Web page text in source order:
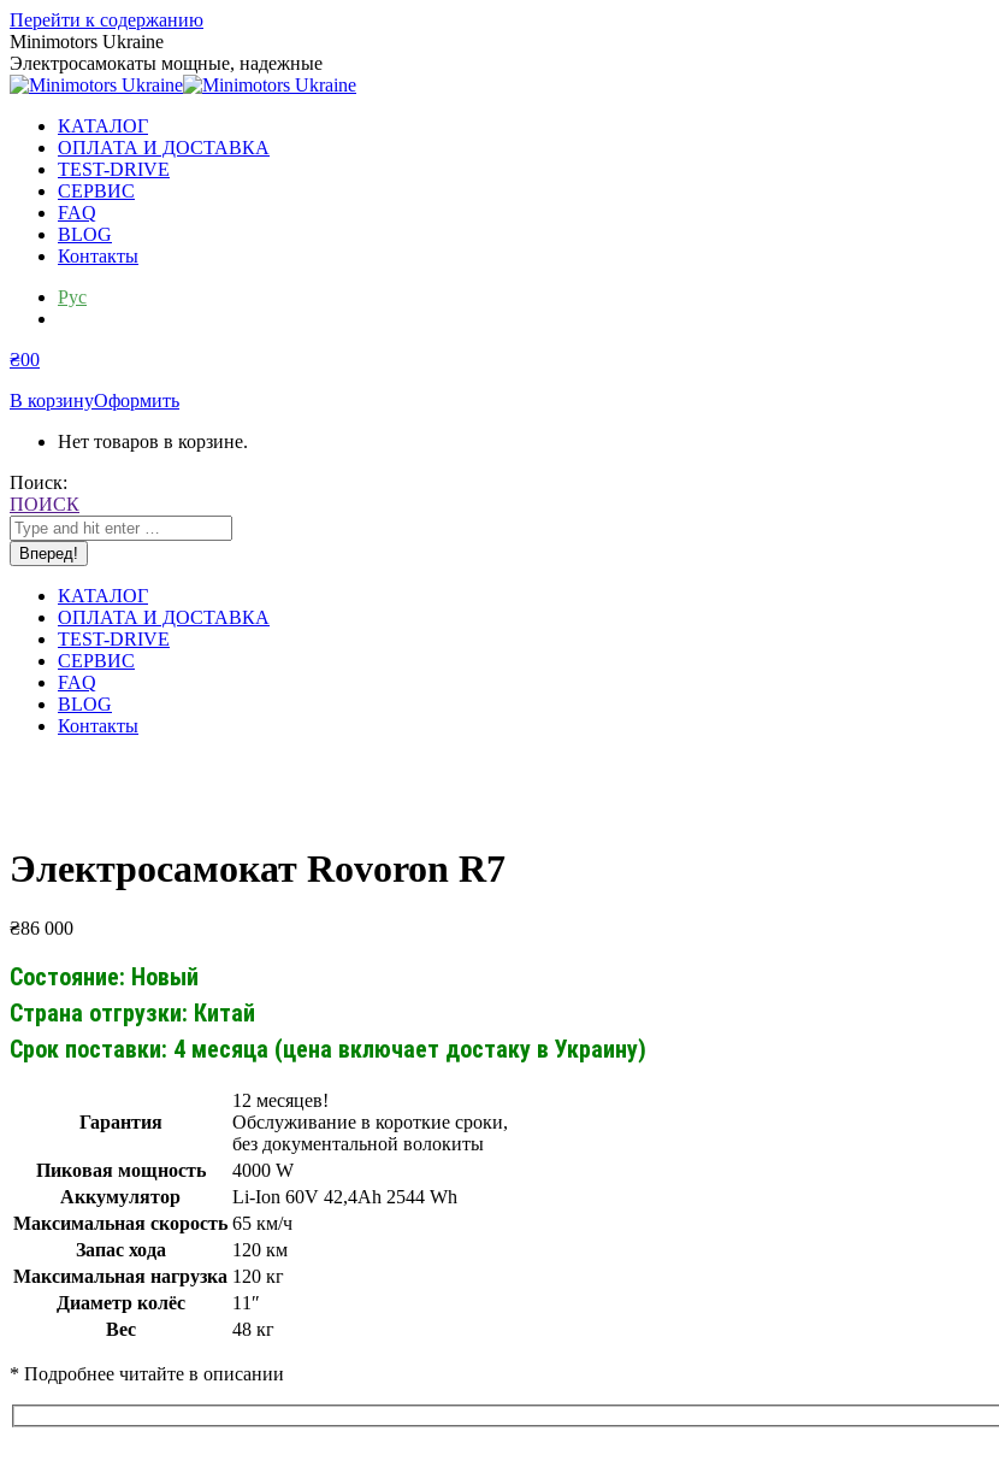
Перейти к содержанию
Minimotors Ukraine
Электросамокаты мощные, надежные
КАТАЛОГ
ОПЛАТА И ДОСТАВКА
TEST-DRIVE
СЕРВИС
FAQ
BLOG
Контакты
Рус
₴00
В корзинуОформить
Нет товаров в корзине.
Поиск:
ПОИСК
КАТАЛОГ
ОПЛАТА И ДОСТАВКА
TEST-DRIVE
СЕРВИС
FAQ
BLOG
Контакты
Электросамокат Rovoron R7
₴86 000
Состояние: Новый
Страна отгрузки: Китай
Срок поставки: 4 месяца (цена включает достаку в Украину)
Гарантия
12 месяцев!
Обслуживание в короткие сроки,
без документальной волокиты
Пиковая мощность
4000 W
Аккумулятор
Li-Ion 60V 42,4Ah 2544 Wh
Максимальная скорость 65 км/ч
Запас хода
120 км
Максимальная нагрузка 120 кг
Диаметр колёс
11″
Вес
48 кг
* Подробнее читайте в описании